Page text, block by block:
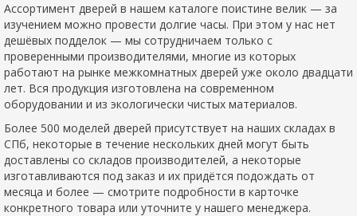
Ассортимент дверей в нашем каталоге поистине велик — за
изучением можно провести долгие часы. При этом у нас нет
дешёвых подделок — мы сотрудничаем только с
проверенными производителями, многие из которых
работают на рынке межкомнатных дверей уже около двадцати
лет. Вся продукция изготовлена на современном
оборудовании и из экологически чистых материалов.
Более 500 моделей дверей присутствует на наших складах в
СПб, некоторые в течение нескольких дней могут быть
доставлены со складов производителей, а некоторые
изготавливаются под заказ и их придётся подождать от
месяца и более — смотрите подробности в карточке
конкретного товара или уточните у нашего менеджера.